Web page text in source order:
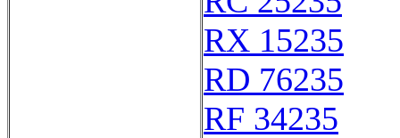
RX 15235
RD 76235
RF 34235